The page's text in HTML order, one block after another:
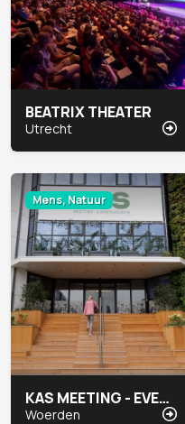
BEATRIX THEATER
Utrecht
Mens, Natuur
KAS MEETING - EVENTLOCATIE
Woerden